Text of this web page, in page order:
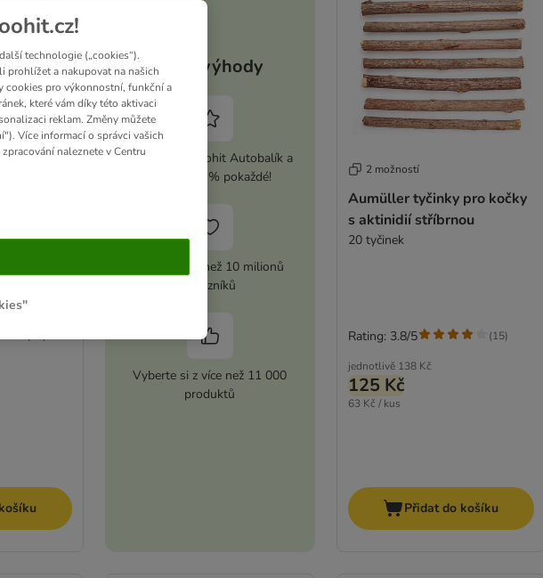
(15)
Vaše výhody
Aktivujte si zoohit Autobalík a
ušetřete 5 % pokaždé!
Důvěra více než 10 milionů
zákazníků
Vyberte si z více než 11 000
produktů
2 možností
Aumüller tyčinky pro kočky
s aktinidií stříbrnou
20 tyčinek
jednotlivě 138 Kč
125 Kč
63 Kč / kus
Rating: 3.8/5 (15)
Přidat do košíku
technologie („cookies“).
prohlížet a nakupovat na našich
cookies pro výkonnostní, funkční a
které vám díky této aktivaci
reklam. Změny můžete
Více informací o správci vašich
naleznete v Centru